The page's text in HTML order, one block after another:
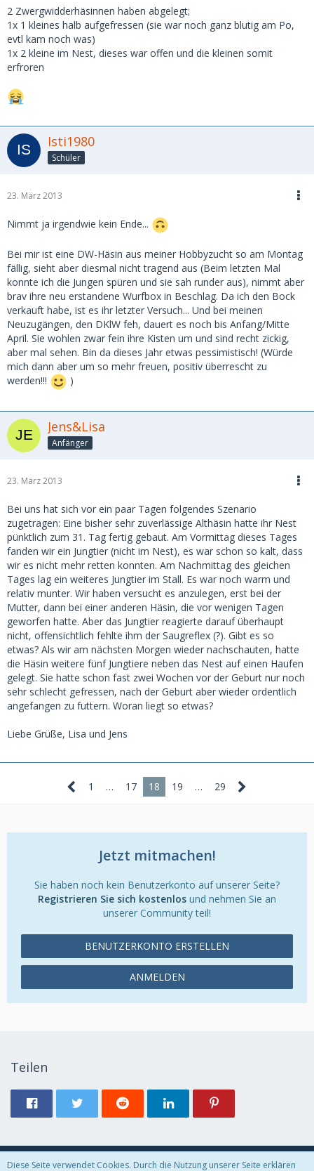
2 Zwergwidderhäsinnen haben abgelegt;
1x 1 kleines halb aufgefressen (sie war noch ganz blutig am Po,
evtl kam noch was)
1x 2 kleine im Nest, dieses war offen und die kleinen somit
erfroren
Isti1980
Schüler
23. März 2013
Nimmt ja irgendwie kein Ende...
Bei mir ist eine DW-Häsin aus meiner Hobbyzucht so am Montag
fällig, sieht aber diesmal nicht tragend aus (Beim letzten Mal
konnte ich die Jungen spüren und sie sah runder aus), nimmt aber
brav ihre neu erstandene Wurfbox in Beschlag. Da ich den Bock
verkauft habe, ist es ihr letzter Versuch... Und bei meinen
Neuzugängen, den DKlW feh, dauert es noch bis Anfang/Mitte
April. Sie wohlen zwar fein ihre Kisten um und sind recht zickig,
aber mal sehen. Bin da dieses Jahr etwas pessimistisch! (Würde
mich dann aber um so mehr freuen, positiv überrescht zu
werden!!!
)
Jens&Lisa
Anfänger
23. März 2013
Bei uns hat sich vor ein paar Tagen folgendes Szenario
zugetragen: Eine bisher sehr zuverlässige Althäsin hatte ihr Nest
pünktlich zum 31. Tag fertig gebaut. Am Vormittag dieses Tages
fanden wir ein Jungtier (nicht im Nest), es war schon so kalt, dass
wir es nicht mehr retten konnten. Am Nachmittag des gleichen
Tages lag ein weiteres Jungtier im Stall. Es war noch warm und
relativ munter. Wir haben versucht es anzulegen, erst bei der
Mutter, dann bei einer anderen Häsin, die vor wenigen Tagen
geworfen hatte. Aber das Jungtier reagierte darauf überhaupt
nicht, offensichtlich fehlte ihm der Saugreflex (?). Gibt es so
etwas? Als wir am nächsten Morgen wieder nachschauten, hatte
die Häsin weitere fünf Jungtiere neben das Nest auf einen Haufen
gelegt. Sie hatte schon fast zwei Wochen vor der Geburt nur noch
sehr schlecht gefressen, nach der Geburt aber wieder ordentlich
angefangen zu futtern. Woran liegt so etwas?
Liebe Grüße, Lisa und Jens
1 … 17 18 19 … 29
Jetzt mitmachen!
Sie haben noch kein Benutzerkonto auf unserer Seite?
Registrieren Sie sich kostenlos und nehmen Sie an
unserer Community teil!
BENUTZERKONTO ERSTELLEN
ANMELDEN
Teilen
Datenschutzerklärung Kontakt Impressum
Diese Seite verwendet Cookies. Durch die Nutzung unserer Seite erklären